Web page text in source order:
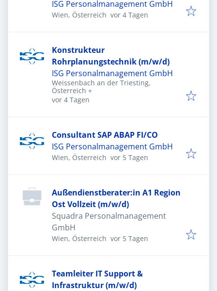
ISG Personalmanagement GmbH
Wien, Österreich Veröffentlicht
vor 4 Tagen
Konstrukteur
Rohrplanungstechnik (m/w/d)
ISG Personalmanagement GmbH
Weissenbach an der Triesting,
Österreich +
Veröffentlicht
vor 4 Tagen
Consultant SAP ABAP FI/CO
ISG Personalmanagement GmbH
Wien, Österreich Veröffentlicht
vor 5 Tagen
Außendienstberater:in A1 Region
Ost Vollzeit (m/w/d)
Squadra Personalmanagement
GmbH
Wien, Österreich Veröffentlicht
vor 5 Tagen
Teamleiter IT Support &
Infrastruktur (m/w/d)